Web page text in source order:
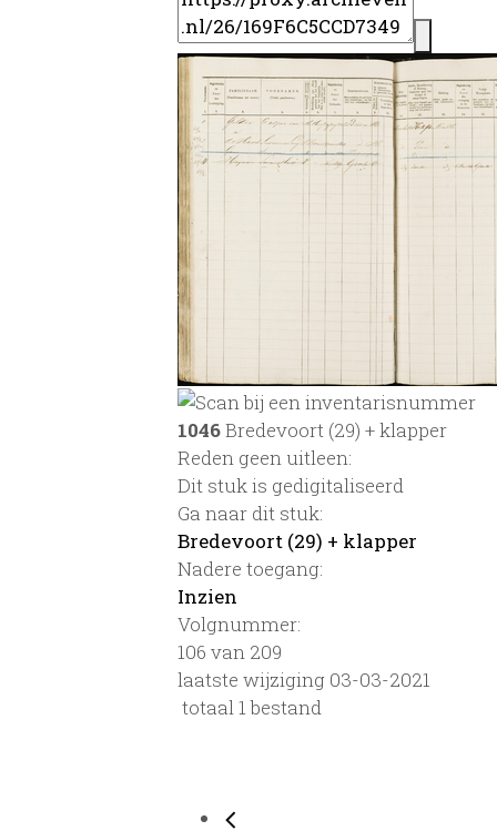
1046Bredevoort (29) + klapper
Reden geen uitleen:
Dit stuk is gedigitaliseerd
Ga naar dit stuk:
Bredevoort (29) + klapper
Nadere toegang:
Inzien
Volgnummer:
106 van 209
laatste wijziging 03-03-2021
totaal 1 bestand